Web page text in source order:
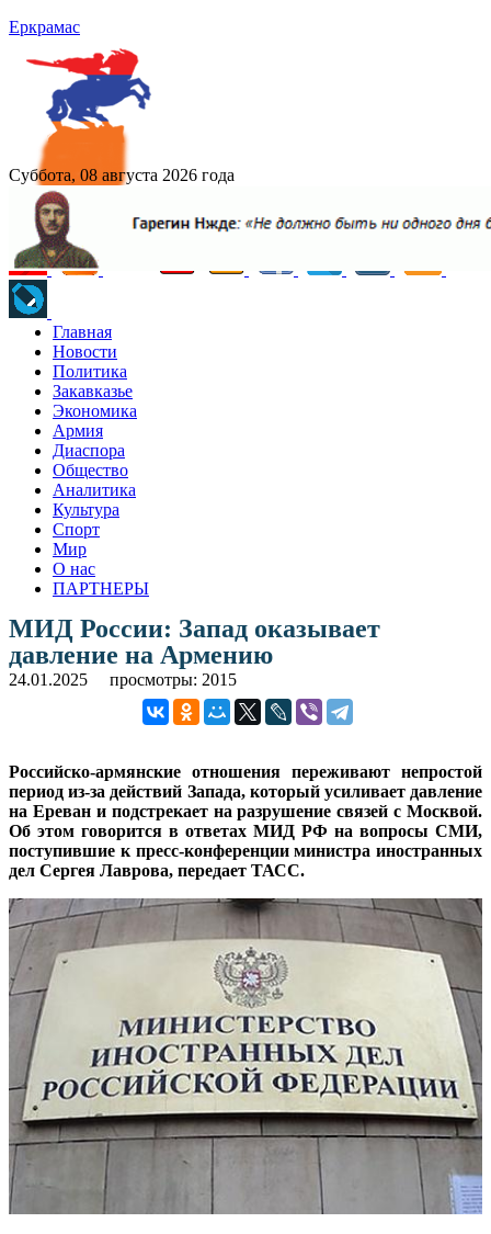
Еркрамас
Суббота, 08 августа 2026 года
Главная
Новости
Политика
Закавказье
Экономика
Армия
Диаспора
Общество
Аналитика
Культура
Спорт
Мир
О нас
ПАРТНЕРЫ
МИД России: Запад оказывает
давление на Армению
24.01.2025 просмотры: 2015
Российско-армянские отношения переживают непростой
период из-за действий Запада, который усиливает давление
на Ереван и подстрекает на разрушение связей с Москвой.
Об этом говорится в ответах МИД РФ на вопросы СМИ,
поступившие к пресс-конференции министра иностранных
дел Сергея Лаврова, передает ТАСС.